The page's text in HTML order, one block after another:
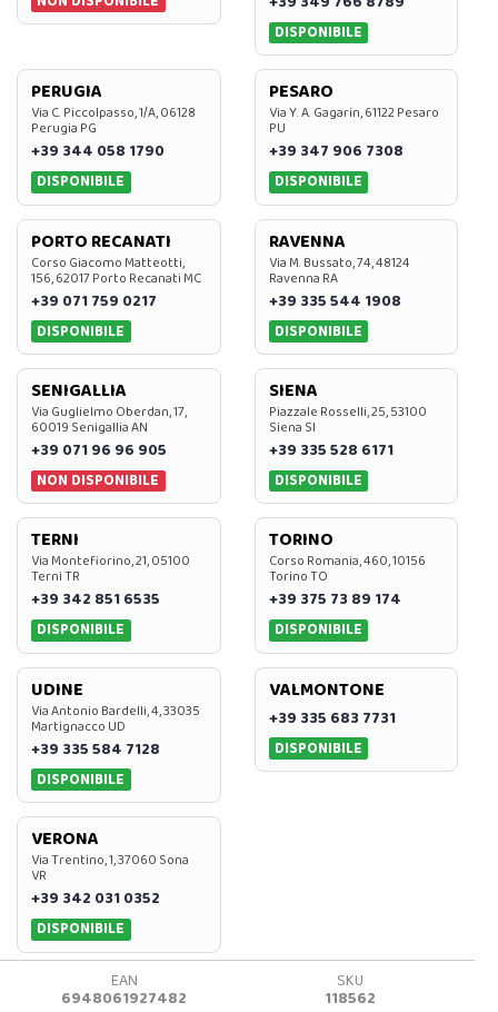
DISPONIBILE
PERUGIA
Via C. Piccolpasso, 1/A, 06128
Perugia PG
+39 344 058 1790
DISPONIBILE
PESARO
Via Y. A. Gagarin, 61122 Pesaro
PU
+39 347 906 7308
DISPONIBILE
PORTO RECANATI
Corso Giacomo Matteotti,
156, 62017 Porto Recanati MC
+39 071 759 0217
DISPONIBILE
RAVENNA
Via M. Bussato, 74, 48124
Ravenna RA
+39 335 544 1908
DISPONIBILE
SENIGALLIA
Via Guglielmo Oberdan, 17,
60019 Senigallia AN
+39 071 96 96 905
NON DISPONIBILE
SIENA
Piazzale Rosselli, 25, 53100
Siena SI
+39 335 528 6171
DISPONIBILE
TERNI
Via Montefiorino, 21, 05100
Terni TR
+39 342 851 6535
DISPONIBILE
TORINO
Corso Romania, 460, 10156
Torino TO
+39 375 73 89 174
DISPONIBILE
UDINE
Via Antonio Bardelli, 4, 33035
Martignacco UD
+39 335 584 7128
DISPONIBILE
VALMONTONE
+39 335 683 7731
DISPONIBILE
VERONA
Via Trentino, 1, 37060 Sona
VR
+39 342 031 0352
DISPONIBILE
EAN
6948061927482
SKU
118562